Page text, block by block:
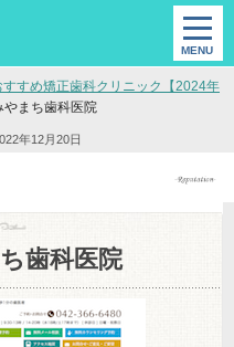
すめ矯正歯科クリニック【2024年
やまち歯科医院
年12月20日
歯科医院